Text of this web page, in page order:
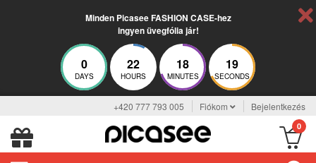
Minden Picasee FASHION CASE-hez
ingyen üvegfólia jár!
0
DAYS
22
HOURS
18
MINUTES
19
SECONDS
+420 777 793 005 Fiókom Bejelentkezés
0